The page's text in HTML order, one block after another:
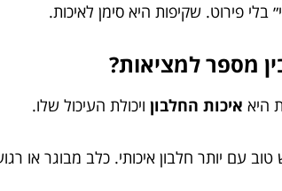
בלי פירוט. שקיפות היא סימן לאיכות.
מספר למציאות?
היא איכות החלבון ויכולת העיכול שלו.
עם יותר חלבון איכותי. כלב מבוגר או